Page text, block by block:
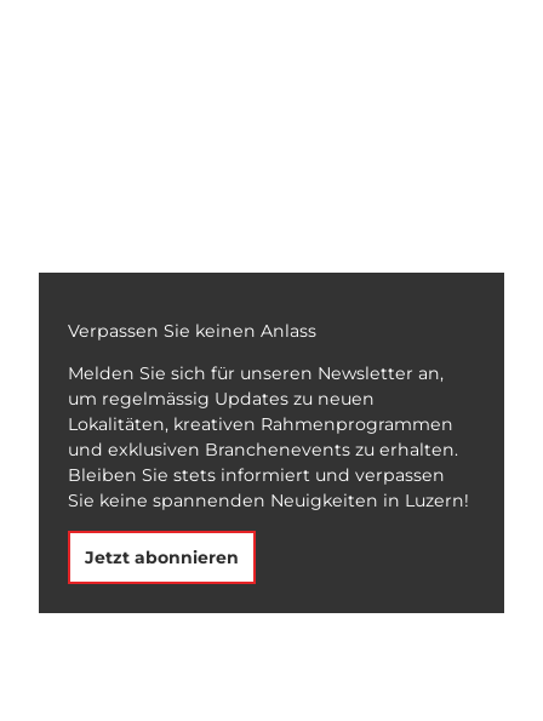
Verpassen Sie keinen Anlass
Melden Sie sich für unseren Newsletter an,
um regelmässig Updates zu neuen
Lokalitäten, kreativen Rahmenprogrammen
und exklusiven Branchenevents zu erhalten.
Bleiben Sie stets informiert und verpassen
Sie keine spannenden Neuigkeiten in Luzern!
Jetzt abonnieren